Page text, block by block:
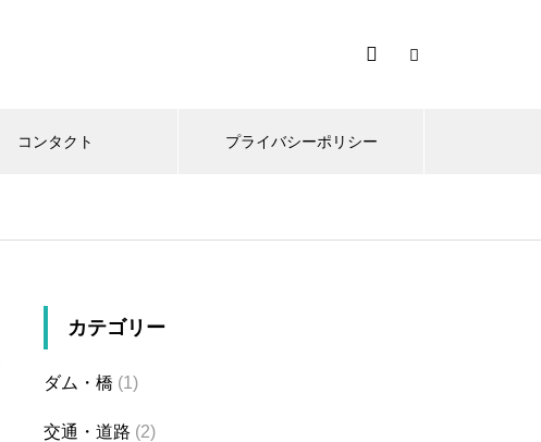
コンタクト プライバシーポリシー
カテゴリー
ダム・橋 (1)
交通・道路 (2)